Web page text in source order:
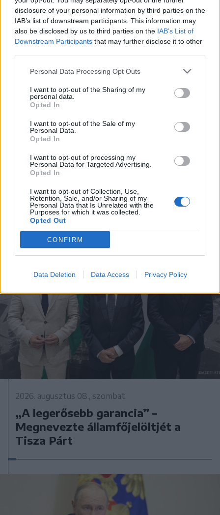
disclosure of your personal information by third parties on the
IAB’s list of downstream participants. This information may
also be disclosed by us to third parties on the IAB’s List of
Downstream Participants that may further disclose it to other
Personal Data Processing Opt Outs
I want to opt-out of the Sharing of my
personal data.
Opted In
I want to opt-out of the Sale of my
Personal Data.
Opted In
I want to opt-out of processing my
Personal Data for Targeted Advertising.
Opted In
I want to opt-out of Collection, Use,
Retention, Sale, and/or Sharing of my
Personal Data that Is Unrelated with the
Purposes for which it was collected.
Opted Out
CONFIRM
Data Deletion Data Access Privacy Policy
2026. augusztus 08., szombat
A román radarok nem észlelték a
végül Bulgáriában felrobbant drónt
2026. augusztus 08., szombat
„A legerősebb garancia” –
Megnevezte államfőjelöltjét a
Tisza Párt